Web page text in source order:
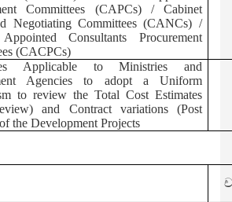
Committees (CAPCs) / Cabinet
Negotiating Committees (CANCs) /
Consultants Procurement
(CACPCs)
Applicable to Ministries and
Agencies to adopt a Uniform
to review the Total Cost Estimates
and Contract variations (Post
the Development Projects